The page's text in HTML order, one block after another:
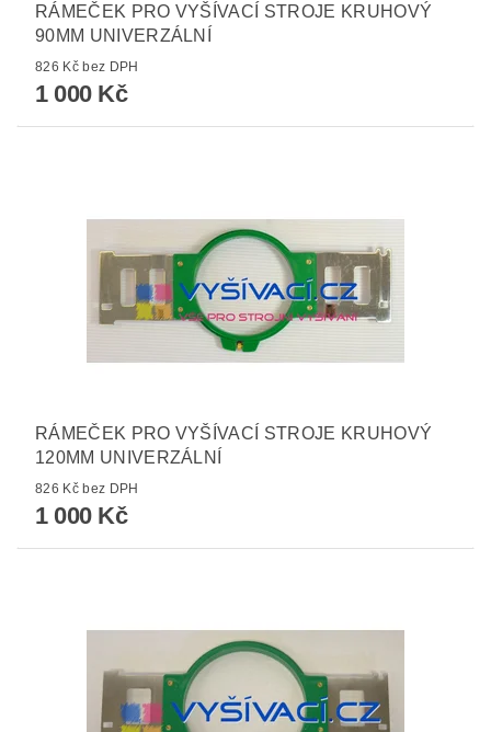
RÁMEČEK PRO VYŠÍVACÍ STROJE KRUHOVÝ
90MM UNIVERZÁLNÍ
826 Kč bez DPH
1 000 Kč
RÁMEČEK PRO VYŠÍVACÍ STROJE KRUHOVÝ
120MM UNIVERZÁLNÍ
826 Kč bez DPH
1 000 Kč